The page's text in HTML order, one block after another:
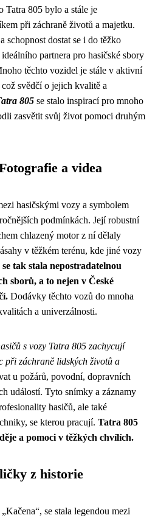
Tatra 805 bylo a stále je
při záchraně životů a majetku.
schopnost dostat se i do těžko
partnera pro hasičské sbory
těchto vozidel je stále v aktivní
což svědčí o jejich kvalitě a
805 se stalo inspirací pro mnoho
zasvětit svůj život pomoci druhým
a videa
hasičskými vozy a symbolem
podmínkách. Její robustní
chlazený motor z ní dělaly
v těžkém terénu, kde jiné vozy
tak stala nepostradatelnou
sborů, a to nejen v České
Dodávky těchto vozů do mnoha
a univerzálnosti.
s vozy Tatra 805 zachycují
při záchraně lidských životů a
u požárů, povodní, dopravních
událostí. Tyto snímky a záznamy
hasičů, ale také
se kterou pracují. Tatra 805
a pomoci v těžkých chvílích.
z historie
se stala legendou mezi